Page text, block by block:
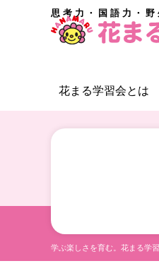
思考力・国語力・
花まる学習会とは
学ぶ楽しさを育む。花まる学